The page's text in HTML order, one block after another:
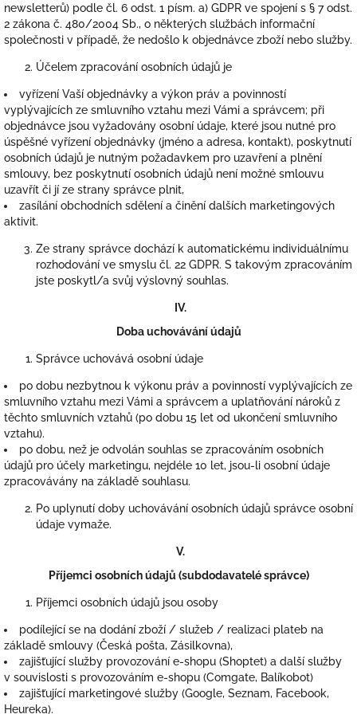
newsletterů) podle čl. 6 odst. 1 písm. a) GDPR ve spojení s § 7 odst.
2 zákona č. 480/2004 Sb., o některých službách informační
společnosti v případě, že nedošlo k objednávce zboží nebo služby.
Účelem zpracování osobních údajů je
vyřízení Vaší objednávky a výkon práv a povinností
vyplývajících ze smluvního vztahu mezi Vámi a správcem; při
objednávce jsou vyžadovány osobní údaje, které jsou nutné pro
úspěšné vyřízení objednávky (jméno a adresa, kontakt), poskytnutí
osobních údajů je nutným požadavkem pro uzavření a plnění
smlouvy, bez poskytnutí osobních údajů není možné smlouvu
uzavřít či jí ze strany správce plnit,
zasílání obchodních sdělení a činění dalších marketingových
aktivit.
Ze strany správce dochází k automatickému individuálnímu
rozhodování ve smyslu čl. 22 GDPR. S takovým zpracováním
jste poskytl/a svůj výslovný souhlas.
IV.
Doba uchovávání údajů
Správce uchovává osobní údaje
po dobu nezbytnou k výkonu práv a povinností vyplývajících ze
smluvního vztahu mezi Vámi a správcem a uplatňování nároků z
těchto smluvních vztahů (po dobu 15 let od ukončení smluvního
vztahu).
po dobu, než je odvolán souhlas se zpracováním osobních
údajů pro účely marketingu, nejdéle 10 let, jsou-li osobní údaje
zpracovávány na základě souhlasu.
Po uplynutí doby uchovávání osobních údajů správce osobní
údaje vymaže.
V.
Příjemci osobních údajů (subdodavatelé správce)
Příjemci osobních údajů jsou osoby
podílející se na dodání zboží / služeb / realizaci plateb na
základě smlouvy (Česká pošta, Zásilkovna),
zajišťující služby provozování e-shopu (Shoptet) a další služby
v souvislosti s provozováním e-shopu (Comgate, Balíkobot)
zajišťující marketingové služby (Google, Seznam, Facebook,
Heureka).